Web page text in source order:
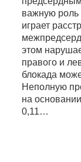
важную роль
играет
этом
правого и
блокада
Неполную
на
0,11…